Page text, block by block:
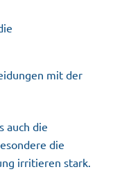
mit der
auch die
die
irritieren stark.